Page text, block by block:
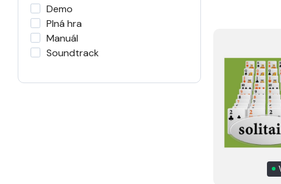
Demo
Plná hra
Manuál
Soundtrack